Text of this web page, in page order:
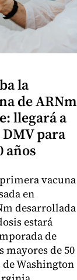
la
de ARNm
llegará a
para
años
vacuna
en
desarrollada
estará
de
mayores de 50
Washington